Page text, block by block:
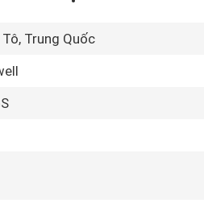
Tô, Trung Quốc